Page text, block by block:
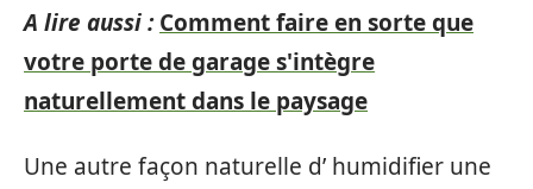
A lire aussi : Comment faire en sorte que
votre porte de garage s'intègre
naturellement dans le paysage
Une autre façon naturelle d’ humidifier une